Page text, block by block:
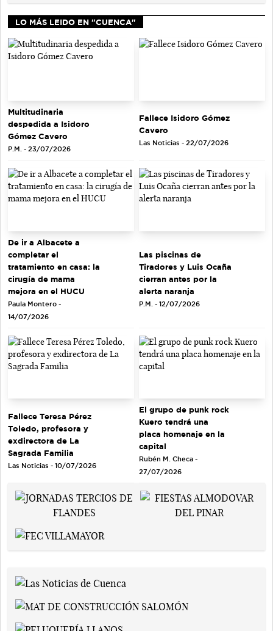
LO MÁS LEIDO EN "CUENCA"
Multitudinaria
despedida a Isidoro
Gómez Cavero
P.M. - 23/07/2026
Fallece Isidoro Gómez
Cavero
Las Noticias - 22/07/2026
De ir a Albacete a
completar el
tratamiento en casa: la
cirugía de mama
mejora en el HUCU
Paula Montero -
14/07/2026
Las piscinas de
Tiradores y Luis Ocaña
cierran antes por la
alerta naranja
P.M. - 12/07/2026
Fallece Teresa Pérez
Toledo, profesora y
exdirectora de La
Sagrada Familia
Las Noticias - 10/07/2026
El grupo de punk rock
Kuero tendrá una
placa homenaje en la
capital
Rubén M. Checa -
27/07/2026